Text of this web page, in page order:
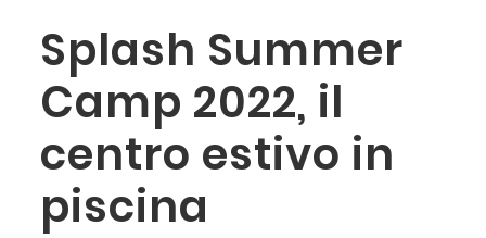
Splash Summer
Camp 2022, il
centro estivo in
piscina